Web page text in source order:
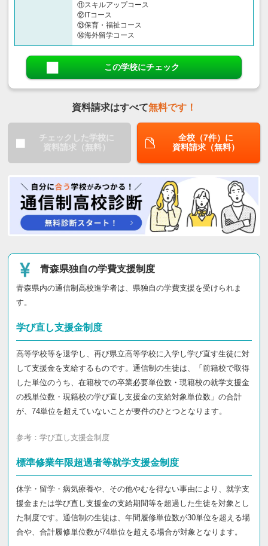
⑪スキルアップコース
⑫ITコース
⑬保育・福祉コース
⑭海外留学コース
この学校にチェック
資料請求はすべて無料です！
チェックした学校に
資料請求（無料）
全校（7件）に
資料請求（無料）
青森県独自の学費支援制度
青森県内の通信制高校進学者は、県独自の学費支援を受けられま
す。
学び直し支援金制度
高等学校等を退学し、再び県立高等学校に入学し学び直す生徒に対
して支援金を支給するものです。通信制の生徒は、「前籍校で取得
した単位のうち、在籍校での卒業必要単位数・現籍校の就学支援金
の残単位数・現籍校の学び直し支援金の支給対象単位数」の合計
が、74単位を超えていないことが要件のひとつとなります。
参考： 学び直し支援金制度
標準修業年限超過者等就学支援金制度
休学・留学・病気療養や、その他やむを得ない事由により、就学支
援金または学び直し支援金の支給期間等を超過した生徒を対象とし
た制度です。通信制の生徒は、年間履修単位数が30単位を超える場
合や、合計履修単位数が74単位を超える場合が対象となります。